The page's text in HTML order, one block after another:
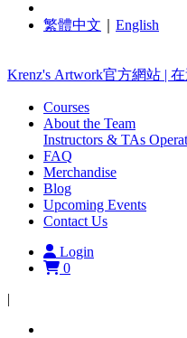
繁體中文 English
Krenz's Artwork官方網站 |
Courses
About the Team
Instructors & TAs
FAQ
Merchandise
Blog
Upcoming Events
Contact Us
Login
0
|